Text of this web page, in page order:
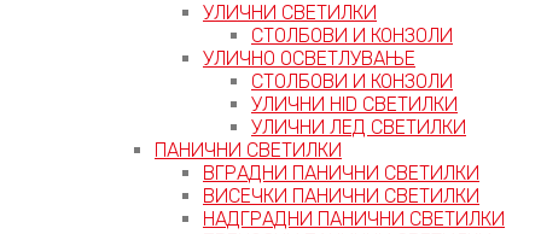
УЛИЧНИ СВЕТИЛКИ
СТОЛБОВИ И КОНЗОЛИ
УЛИЧНО ОСВЕТЛУВАЊЕ
СТОЛБОВИ И КОНЗОЛИ
УЛИЧНИ HID СВЕТИЛКИ
УЛИЧНИ ЛЕД СВЕТИЛКИ
ПАНИЧНИ СВЕТИЛКИ
ВГРАДНИ ПАНИЧНИ СВЕТИЛКИ
ВИСЕЧКИ ПАНИЧНИ СВЕТИЛКИ
НАДГРАДНИ ПАНИЧНИ СВЕТИЛКИ